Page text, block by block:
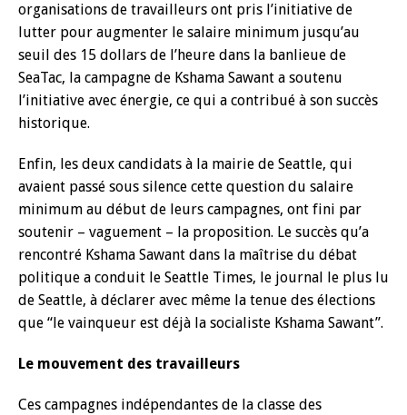
organisations de travailleurs ont pris l’initiative de
lutter pour augmenter le salaire minimum jusqu’au
seuil des 15 dollars de l’heure dans la banlieue de
SeaTac, la campagne de Kshama Sawant a soutenu
l’initiative avec énergie, ce qui a contribué à son succès
historique.
Enfin, les deux candidats à la mairie de Seattle, qui
avaient passé sous silence cette question du salaire
minimum au début de leurs campagnes, ont fini par
soutenir – vaguement – la proposition. Le succès qu’a
rencontré Kshama Sawant dans la maîtrise du débat
politique a conduit le Seattle Times, le journal le plus lu
de Seattle, à déclarer avec même la tenue des élections
que ‘‘le vainqueur est déjà la socialiste Kshama Sawant’’.
Le mouvement des travailleurs
Ces campagnes indépendantes de la classe des